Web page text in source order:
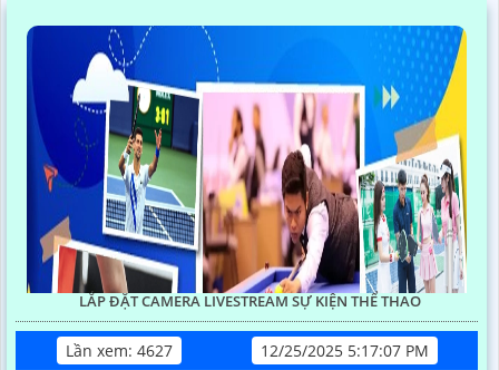
LẮP ĐẶT CAMERA LIVESTREAM SỰ KIỆN THỂ THAO
Lần xem: 4627
12/25/2025 5:17:07 PM